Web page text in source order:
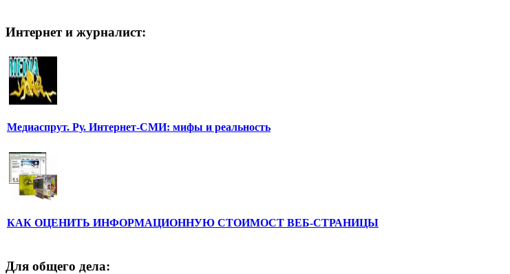
Интернет и журналист:
Медиаспрут. Ру. Интернет-СМИ: мифы и реальность
КАК ОЦЕНИТЬ ИНФОРМАЦИОННУЮ СТОИМОСТ ВЕБ-СТРАНИЦЫ
Для общего дела: